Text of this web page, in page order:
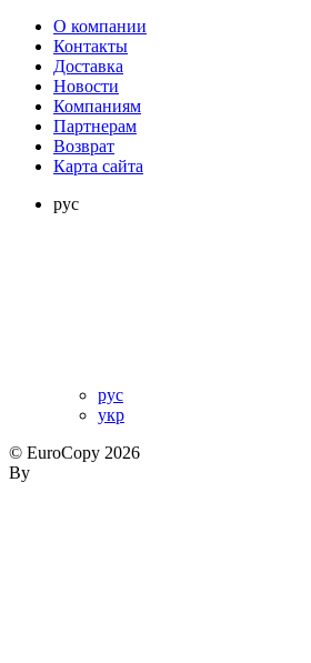
О компании
Контакты
Доставка
Новости
Компаниям
Партнерам
Возврат
Карта сайта
рус
рус
укр
© EuroCopy 2026
By